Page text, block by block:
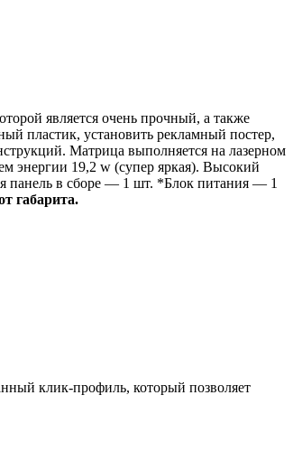
является очень прочный, а также
пластик, установить рекламный постер,
Матрица выполняется на лазерном
энергии 19,2 w (супер яркая). Высокий
панель в сборе — 1 шт. *Блок питания — 1
габарита.
клик-профиль, который позволяет